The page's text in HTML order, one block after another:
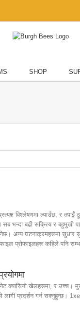
SHOP
विश्लेषणमा ल्याउँछ, र
भन्दा बढी सक्रिय र बहुमुखी
अन्य घटनाक्रमहरूमा
प्रोफाइलहरू कहिले पनि
क्यासिनो खेलहरूमा, र उच्च।
लागी प्रदर्शन गर्न